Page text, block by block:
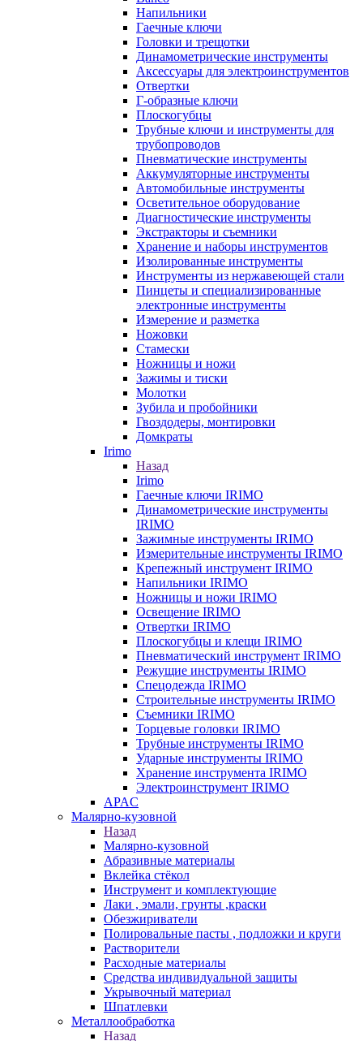
Напильники
Гаечные ключи
Головки и трещотки
Динамометрические инструменты
Аксессуары для электроинструментов
Отвертки
Г-образные ключи
Плоскогубцы
Трубные ключи и инструменты для
трубопроводов
Пневматические инструменты
Аккумуляторные инструменты
Автомобильные инструменты
Осветительное оборудование
Диагностические инструменты
Экстракторы и съемники
Хранение и наборы инструментов
Изолированные инструменты
Инструменты из нержавеющей стали
Пинцеты и специализированные
электронные инструменты
Измерение и разметка
Ножовки
Стамески
Ножницы и ножи
Зажимы и тиски
Молотки
Зубила и пробойники
Гвоздодеры, монтировки
Домкраты
Irimo
Назад
Irimo
Гаечные ключи IRIMO
Динамометрические инструменты
IRIMO
Зажимные инструменты IRIMO
Измерительные инструменты IRIMO
Крепежный инструмент IRIMO
Напильники IRIMO
Ножницы и ножи IRIMO
Освещение IRIMO
Отвертки IRIMO
Плоскогубцы и клещи IRIMO
Пневматический инструмент IRIMO
Режущие инструменты IRIMO
Спецодежда IRIMO
Строительные инструменты IRIMO
Съемники IRIMO
Торцевые головки IRIMO
Трубные инструменты IRIMO
Ударные инструменты IRIMO
Хранение инструмента IRIMO
Электроинструмент IRIMO
APAC
Малярно-кузовной
Назад
Малярно-кузовной
Абразивные материалы
Вклейка стёкол
Инструмент и комплектующие
Лаки , эмали, грунты ,краски
Обезжириватели
Полировальные пасты , подложки и круги
Растворители
Расходные материалы
Средства индивидуальной защиты
Укрывочный материал
Шпатлевки
Металлообработка
Назад